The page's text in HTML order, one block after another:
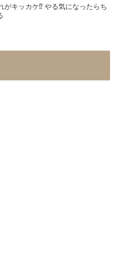
がキッカケ⁉︎ やる気になったらち